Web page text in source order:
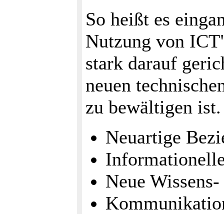
So heißt es
Nutzung von
stark darauf
neuen
zu bewältigen
Neuartige
Neue